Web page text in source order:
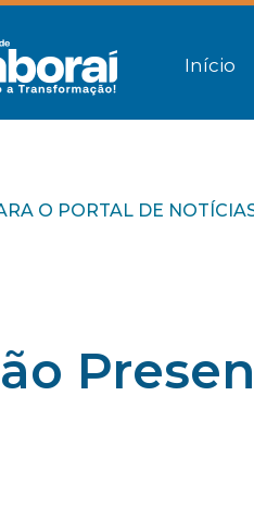
Início
O PORTAL DE